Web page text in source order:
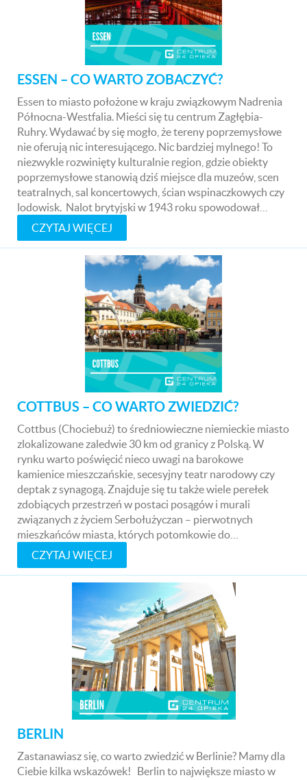
ESSEN – CO WARTO ZOBACZYĆ?
Essen to miasto położone w kraju związkowym Nadrenia
Północna-Westfalia. Mieści się tu centrum Zagłębia-
Ruhry. Wydawać by się mogło, że tereny poprzemysłowe
nie oferują nic interesującego. Nic bardziej mylnego! To
niezwykle rozwinięty kulturalnie region, gdzie obiekty
poprzemysłowe stanowią dziś miejsce dla muzeów, scen
teatralnych, sal koncertowych, ścian wspinaczkowych czy
lodowisk. Nalot brytyjski w 1943 roku spowodował…
CZYTAJ WIĘCEJ
COTTBUS – CO WARTO ZWIEDZIĆ?
Cottbus (Chociebuż) to średniowieczne niemieckie miasto
zlokalizowane zaledwie 30 km od granicy z Polską. W
rynku warto poświęcić nieco uwagi na barokowe
kamienice mieszczańskie, secesyjny teatr narodowy czy
deptak z synagogą. Znajduje się tu także wiele perełek
zdobiących przestrzeń w postaci posągów i murali
związanych z życiem Serbołużyczan – pierwotnych
mieszkańców miasta, których potomkowie do…
CZYTAJ WIĘCEJ
BERLIN
Zastanawiasz się, co warto zwiedzić w Berlinie? Mamy dla
Ciebie kilka wskazówek! Berlin to największe miasto w